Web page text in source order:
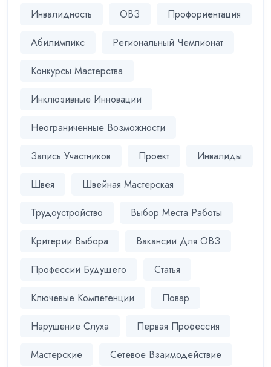
Инвалидность ОВЗ Профориентация
Абилимпикс Региональный Чемпионат
Конкурсы Мастерства
Инклюзивные Инновации
Неограниченные Возможности
Запись Участников Проект Инвалиды
Швея Швейная Мастерская
Трудоустройство Выбор Места Работы
Критерии Выбора Вакансии Для ОВЗ
Профессии Будущего Статья
Ключевые Компетенции Повар
Нарушение Слуха Первая Профессия
Мастерские Сетевое Взаимодействие